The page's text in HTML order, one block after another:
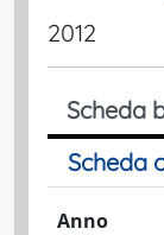
2012
Scheda
Scheda
Anno